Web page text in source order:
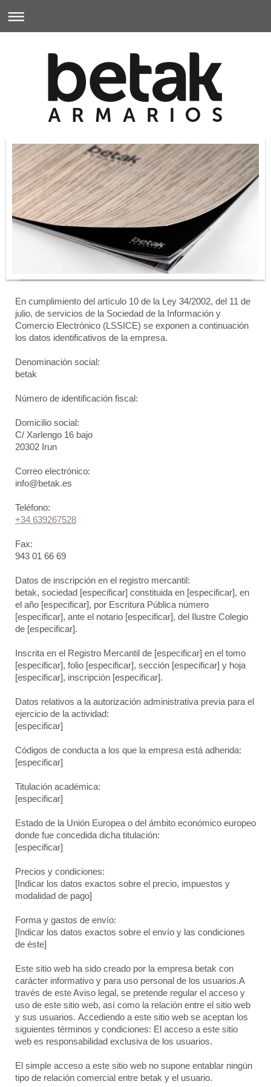
En cumplimiento del artículo 10 de la Ley 34/2002, del 11 de
julio, de servicios de la Sociedad de la Información y
Comercio Electrónico (LSSICE) se exponen a continuación
los datos identificativos de la empresa.
Denominación social:
betak
Número de identificación fiscal:
Domicilio social:
C/ Xarlengo 16 bajo
20302 Irun
Correo electrónico:
info@betak.es
Teléfono:
+34 639267528
Fax:
943 01 66 69
Datos de inscripción en el registro mercantil:
betak, sociedad [especificar] constituida en [especificar], en
el año [especificar], por Escritura Pública número
[especificar], ante el notario [especificar], del Ilustre Colegio
de [especificar].
Inscrita en el Registro Mercantil de [especificar] en el tomo
[especificar], folio [especificar], sección [especificar] y hoja
[especificar], inscripción [especificar].
Datos relativos a la autorización administrativa previa para el
ejercicio de la actividad:
[especificar]
Códigos de conducta a los que la empresa está adherida:
[especificar]
Titulación académica:
[especificar]
Estado de la Unión Europea o del ámbito económico europeo
donde fue concedida dicha titulación:
[especificar]
Precios y condiciones:
[Indicar los datos exactos sobre el precio, impuestos y
modalidad de pago]
Forma y gastos de envío:
[Indicar los datos exactos sobre el envío y las condiciones
de éste]
Este sitio web ha sido creado por la empresa betak con
carácter informativo y para uso personal de los usuarios.A
través de este Aviso legal, se pretende regular el acceso y
uso de este sitio web, así como la relación entre el sitio web
y sus usuarios. Accediendo a este sitio web se aceptan los
siguientes términos y condiciones: El acceso a este sitio
web es responsabilidad exclusiva de los usuarios.
El simple acceso a este sitio web no supone entablar ningún
tipo de relación comercial entre betak y el usuario.